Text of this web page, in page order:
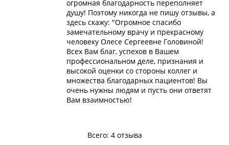
огромная благодарность переполняет
душу! Поэтому никогда не пишу отзывы, а
здесь скажу: "Огромное спасибо
замечательному врачу и прекрасному
человеку Олесе Сергеевне Головиной!
Всех Вам благ, успехов в Вашем
профессиональном деле, признания и
высокой оценки со стороны коллег и
множества благодарных пациентов! Вы
очень нужны людям и пусть они ответят
Вам взаимностью!
Всего: 4 отзыва